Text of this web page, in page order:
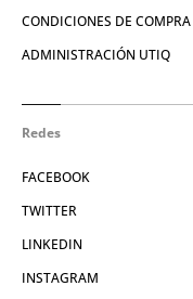
CONDICIONES DE COMPRA
ADMINISTRACIÓN UTIQ
Redes
FACEBOOK
TWITTER
LINKEDIN
INSTAGRAM